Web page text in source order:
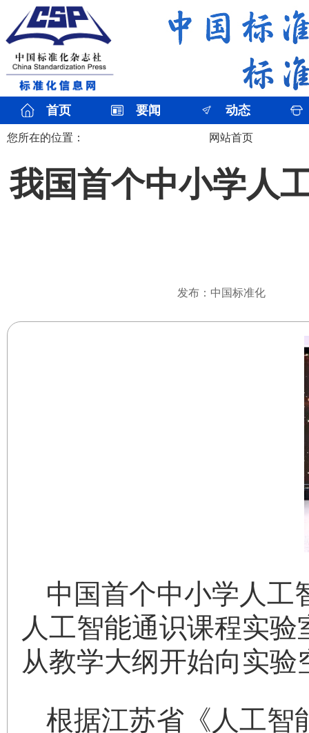
首页 要闻 动态
您所在的位置： 网站首页
我国首个中小学人
发布：中国标准化
中国首个中小学人
人工智能通识课程实
从教学大纲开始向实验
根据江苏省《人工